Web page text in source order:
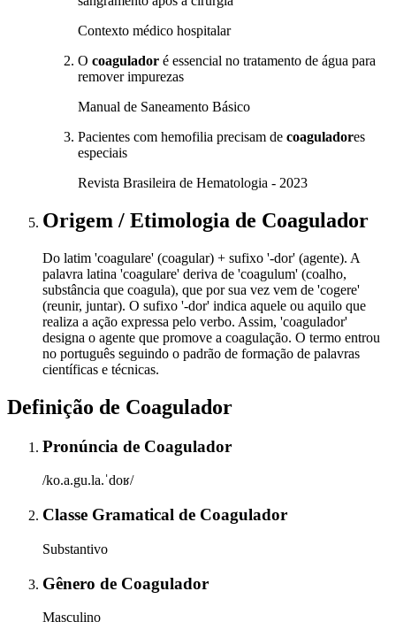
Contexto médico hospitalar
O coagulador é essencial no tratamento de água para
remover impurezas
Manual de Saneamento Básico
Pacientes com hemofilia precisam de coaguladores
especiais
Revista Brasileira de Hematologia - 2023
Origem / Etimologia de Coagulador
Do latim 'coagulare' (coagular) + sufixo '-dor' (agente). A
palavra latina 'coagulare' deriva de 'coagulum' (coalho,
substância que coagula), que por sua vez vem de 'cogere'
(reunir, juntar). O sufixo '-dor' indica aquele ou aquilo que
realiza a ação expressa pelo verbo. Assim, 'coagulador'
designa o agente que promove a coagulação. O termo entrou
no português seguindo o padrão de formação de palavras
científicas e técnicas.
Definição de Coagulador
Pronúncia de Coagulador
/ko.a.gu.la.ˈdoʁ/
Classe Gramatical de Coagulador
Substantivo
Gênero de Coagulador
Masculino